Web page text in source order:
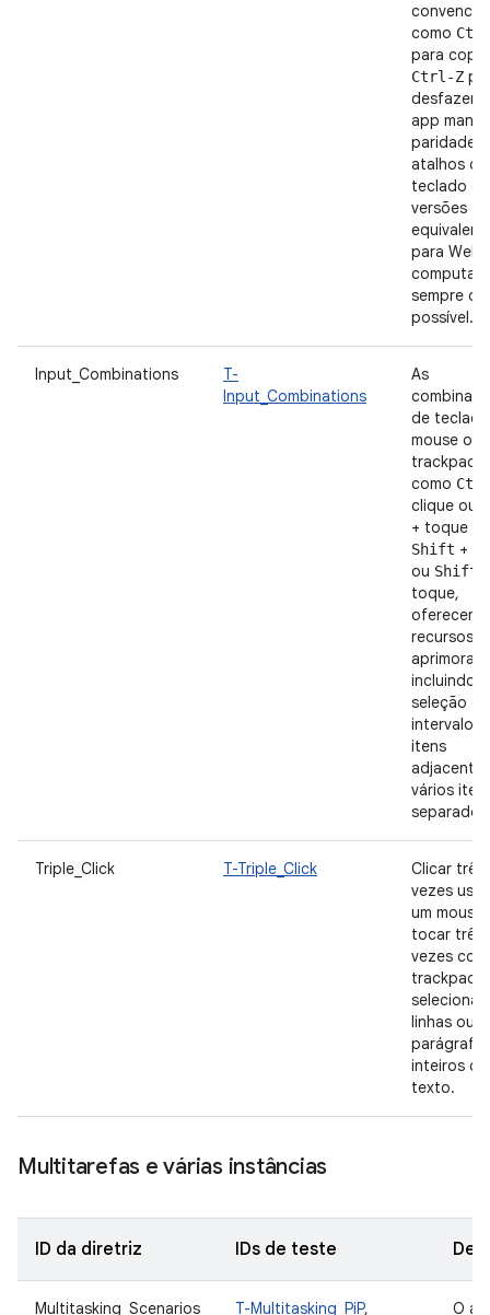
como
para
Ctrl-Z
desfazer.
app
paridade
atalhos do
teclado
versões
para Web
sempre
possível.
Input_Combinations
T-
Input_Combinations
As
de
mouse ou
trackpad,
como Ctrl
clique ou
+ toque e
Shift +
ou Shift
toque,
oferecem
recursos
incluindo a
seleção de
intervalos
itens
vários
Triple_Click T-Triple_Click
Clicar três
vezes
um mouse
tocar três
vezes
trackpad
seleciona
linhas ou
inteiros de
texto.
Multitarefas e várias instâncias
ID da diretriz IDs de teste
Multitasking_Scenarios T-Multitasking_PiP,
O